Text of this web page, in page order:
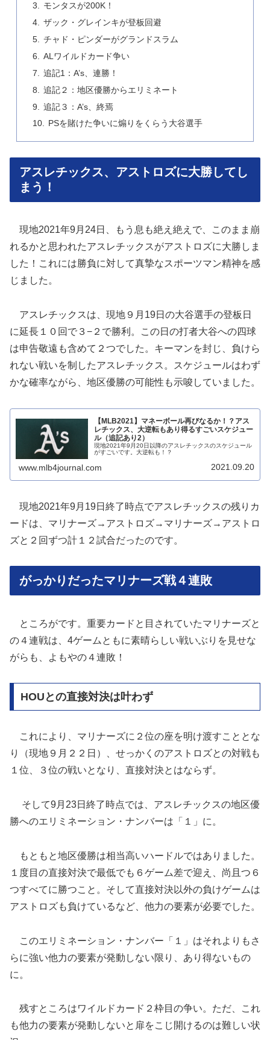
モンタスが200K！
ザック・グレインキが登板回避
チャド・ピンダーがグランドスラム
ALワイルドカード争い
追記1：A’s、連勝！
追記２：地区優勝からエリミネート
追記３：A’s、終焉
PSを賭けた争いに煽りをくらう大谷選手
アスレチックス、アストロズに大勝してし
まう！
現地2021年9月24日、もう息も絶え絶えで、このまま崩
れるかと思われたアスレチックスがアストロズに大勝しま
した！これには勝負に対して真摯なスポーツマン精神を感
じました。
アスレチックスは、現地９月19日の大谷選手の登板日
に延長１０回で３−２で勝利。この日の打者大谷への四球
は申告敬遠も含めて２つでした。キーマンを封じ、負けら
れない戦いを制したアスレチックス。スケジュールはわず
かな確率ながら、地区優勝の可能性も示唆していました。
【MLB2021】マネーボール再びなるか！？アス
レチックス、大逆転もあり得るすごいスケジュー
ル（追記あり2）
現地2021年9月20日以降のアスレチックスのスケジュール
がすごいです。大逆転も！？
www.mlb4journal.com 2021.09.20
現地2021年9月19日終了時点でアスレチックスの残りカ
ードは、マリナーズ→アストロズ→マリナーズ→アストロ
ズと２回ずつ計１２試合だったのです。
がっかりだったマリナーズ戦４連敗
ところがです。重要カードと目されていたマリナーズと
の４連戦は、4ゲームともに素晴らしい戦いぶりを見せな
がらも、よもやの４連敗！
HOUとの直接対決は叶わず
これにより、マリナーズに２位の座を明け渡すこととな
り（現地９月２２日）、せっかくのアストロズとの対戦も
１位、３位の戦いとなり、直接対決とはならず。
そして9月23日終了時点では、アスレチックスの地区優
勝へのエリミネーション・ナンバーは「１」に。
もともと地区優勝は相当高いハードルではありました。
１度目の直接対決で最低でも６ゲーム差で迎え、尚且つ６
つすべてに勝つこと。そして直接対決以外の負けゲームは
アストロズも負けているなど、他力の要素が必要でした。
このエリミネーション・ナンバー「１」はそれよりもさ
らに強い他力の要素が発動しない限り、あり得ないもの
に。
残すところはワイルドカード２枠目の争い。ただ、これ
も他力の要素が発動しないと扉をこじ開けるのは難しい状